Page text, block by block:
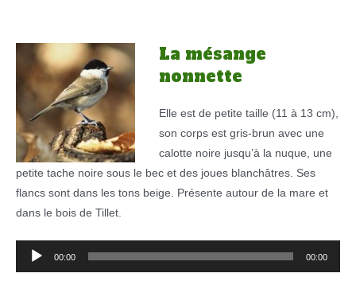
La mésange
nonnette
Elle est de petite taille (11 à 13 cm),
son corps est gris-brun avec une
calotte noire jusqu’à la nuque, une
petite tache noire sous le bec et des joues blanchâtres. Ses
flancs sont dans les tons beige. Présente autour de la mare et
dans le bois de Tillet.
Lecteur
audio
00:00 00:00